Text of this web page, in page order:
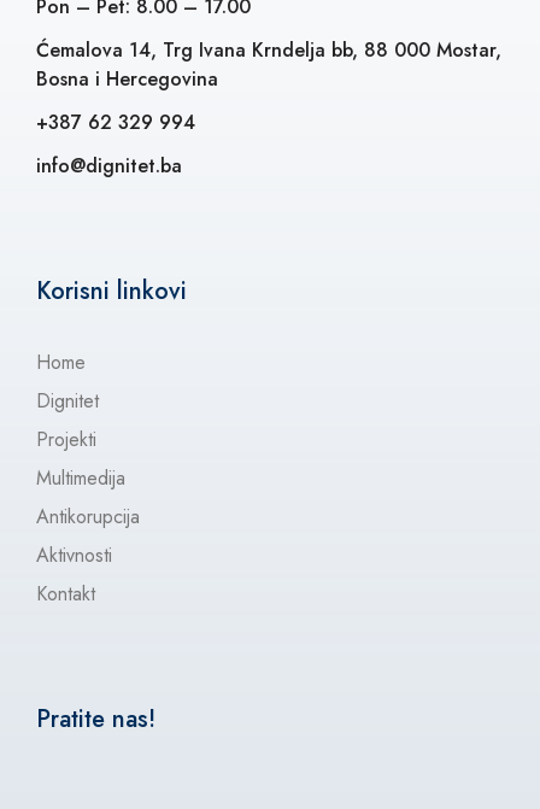
Pon – Pet: 8.00 – 17.00
Ćemalova 14, Trg Ivana Krndelja bb, 88 000 Mostar,
Bosna i Hercegovina
+387 62 329 994
info@dignitet.ba
Korisni linkovi
Home
Dignitet
Projekti
Multimedija
Antikorupcija
Aktivnosti
Kontakt
Pratite nas!